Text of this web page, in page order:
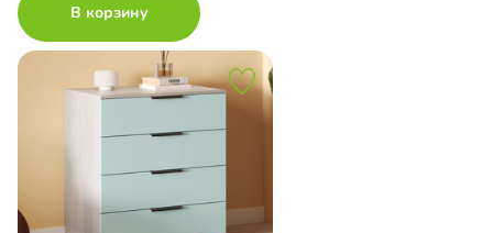
В корзину